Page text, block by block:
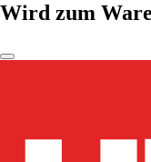
Wird zum